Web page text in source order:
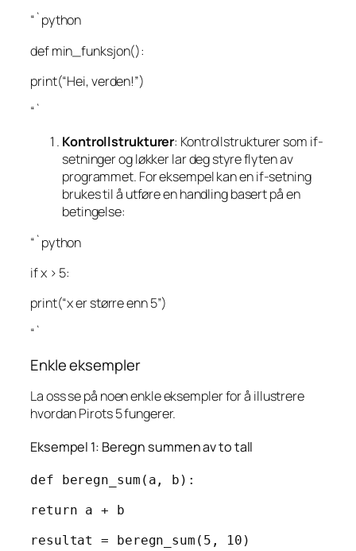
“`python
def min_funksjon():
print(“Hei, verden!”)
“`
Kontrollstrukturer: Kontrollstrukturer som if-
setninger og løkker lar deg styre flyten av
programmet. For eksempel kan en if-setning
brukes til å utføre en handling basert på en
betingelse:
“`python
if x > 5:
print(“x er større enn 5”)
“`
Enkle eksempler
La oss se på noen enkle eksempler for å illustrere
hvordan Pirots 5 fungerer.
Eksempel 1: Beregn summen av to tall
def beregn_sum(a, b):
return a + b
resultat = beregn_sum(5, 10)